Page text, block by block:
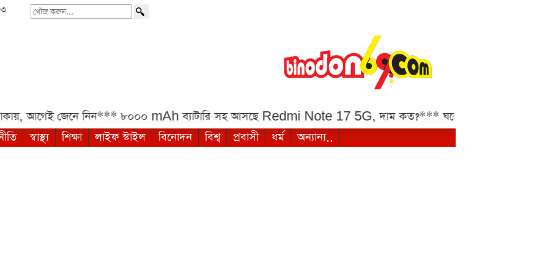
খোঁজ
জেনে নিন*** ৮০০০ mAh ব্যাটারি সহ আসছে Redmi Note 17 5G, দাম কত?*** ঘরে বসে মোবাইলে যেভাবে
স্বাস্থ্য শিক্ষা লাইফ স্টাইল বিনোদন বিশ্ব প্রবাসী ধর্ম অন্যান্য..